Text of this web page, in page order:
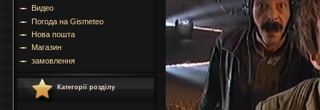
Видео
Погода на Gismeteo
Нова пошта
Магазин
замовлення
Категорії розділу